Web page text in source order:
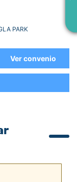
PARK
Ver convenio